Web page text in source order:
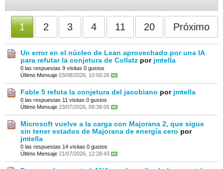
1 2 3 4 11 20 Próximo
Un error en el núcleo de Lean aprovechado por una IA
para refutar la conjetura de Collatz por jmtella
0 las respuestas 9 visitas 0 gustos
Último Mensaje 03/08/2026, 10:50:26
Fable 5 refuta la conjetura del jacobiano por jmtella
0 las respuestas 11 visitas 0 gustos
Último Mensaje 23/07/2026, 09:38:05
Microsoft vuelve a la carga con Majorana 2, que sigue
sin tener estados de Majorana de energía cero por
jmtella
0 las respuestas 14 visitas 0 gustos
Último Mensaje 21/07/2026, 12:28:43